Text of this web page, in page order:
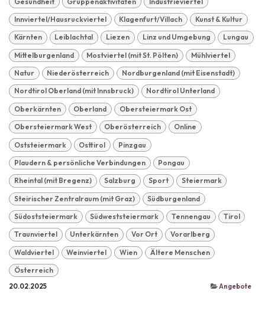
Innviertel/Hausruckviertel Klagenfurt/Villach Kunst & Kultur
Kärnten Leiblachtal Liezen Linz und Umgebung Lungau
Mittelburgenland Mostviertel (mit St. Pölten) Mühlviertel
Natur Niederösterreich Nordburgenland (mit Eisenstadt)
Nordtirol Oberland (mit Innsbruck) Nordtirol Unterland
Oberkärnten Oberland Obersteiermark Ost
Obersteiermark West Oberösterreich Online
Oststeiermark Osttirol Pinzgau
Plaudern & persönliche Verbindungen Pongau
Rheintal (mit Bregenz) Salzburg Sport Steiermark
Steirischer Zentralraum (mit Graz) Südburgenland
Südoststeiermark Südweststeiermark Tennengau Tirol
Traunviertel Unterkärnten Vor Ort Vorarlberg
Waldviertel Weinviertel Wien Ältere Menschen
Österreich
20.02.2025 Angebote